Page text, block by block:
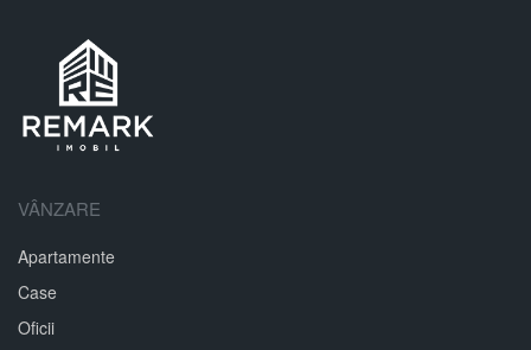
VÂNZARE
Apartamente
Case
Oficii